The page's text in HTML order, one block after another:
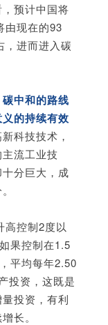
预计中国将
由现在的93
，进而进入碳
中和的路线
的持续有效
科技技术，
流工业技
分巨大，成
高控制2度以
果控制在1.5
平均每年2.50
投资，这既是
投资，有利
长。